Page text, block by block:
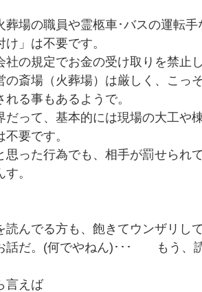
葬場の職員や霊柩車･バスの運転
け」は不要です。
社の規定でお金の受け取りを禁止
の斎場（火葬場）は厳しく、こっ
れる事もあるようで。
だって、基本的には現場の大工や
不要です。
思った行為でも、相手が罰せられ
。
読んでる方も、飽きてウンザリし
話だ。(何でやねん)･･･ もう、
言えば